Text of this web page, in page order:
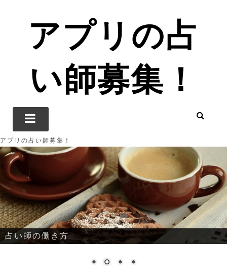
アプリの占
い師募集！
アプリの占い師募集！
占い師の働き方